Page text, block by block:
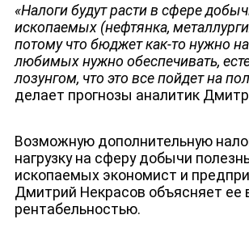
«Налоги будут расти в сфере
ископаемых (нефтянка,
потому что бюджет как-то нужно
любимых нужно обеспечивать,
лозунгом, что это все пойдет на
делает прогнозы аналитик
Возможную дополнительную
нагрузку на сферу добычи
ископаемых экономист и
Дмитрий Некрасов объясняет ее
рентабельностью.